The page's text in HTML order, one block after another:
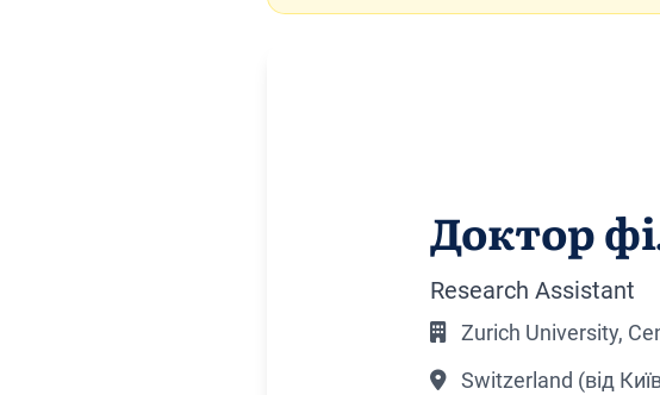
Доктор
Research Assistant
Zurich University,
Switzerland (від